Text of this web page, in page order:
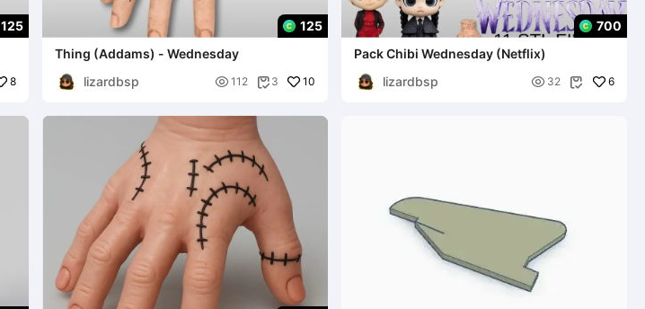
125
8
125
Thing (Addams) - Wednesday
lizardbsp
 112  3 10
700
Pack Chibi Wednesday (Netflix)
lizardbsp
 32  6